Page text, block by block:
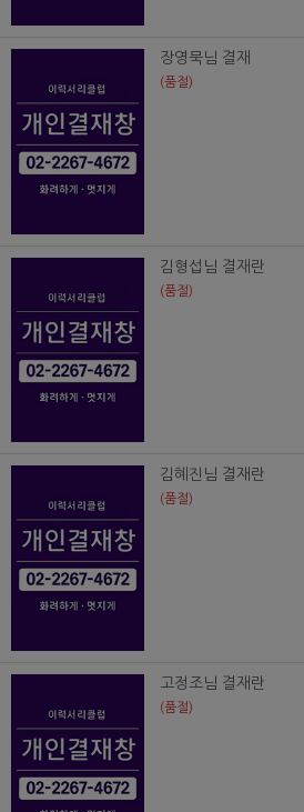
장영묵님 결재
(품절)
김형섭님 결재란
(품절)
김혜진님 결재란
(품절)
고정조님 결재란
(품절)